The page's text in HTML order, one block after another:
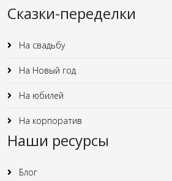
Сказки-переделки
На свадьбу
На Новый год
На юбилей
На корпоратив
Наши ресурсы
Блог